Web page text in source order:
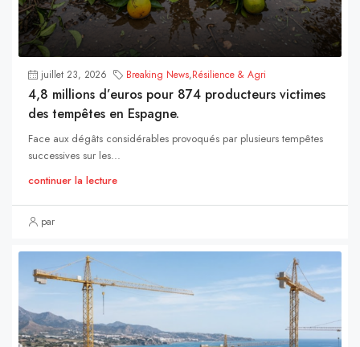
juillet 23, 2026 Breaking News,Résilience & Agri
4,8 millions d’euros pour 874 producteurs victimes
des tempêtes en Espagne.
Face aux dégâts considérables provoqués par plusieurs tempêtes
successives sur les...
continuer la lecture
par